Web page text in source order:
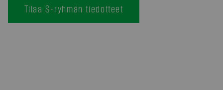
Tilaa S-ryhmän tiedotteet